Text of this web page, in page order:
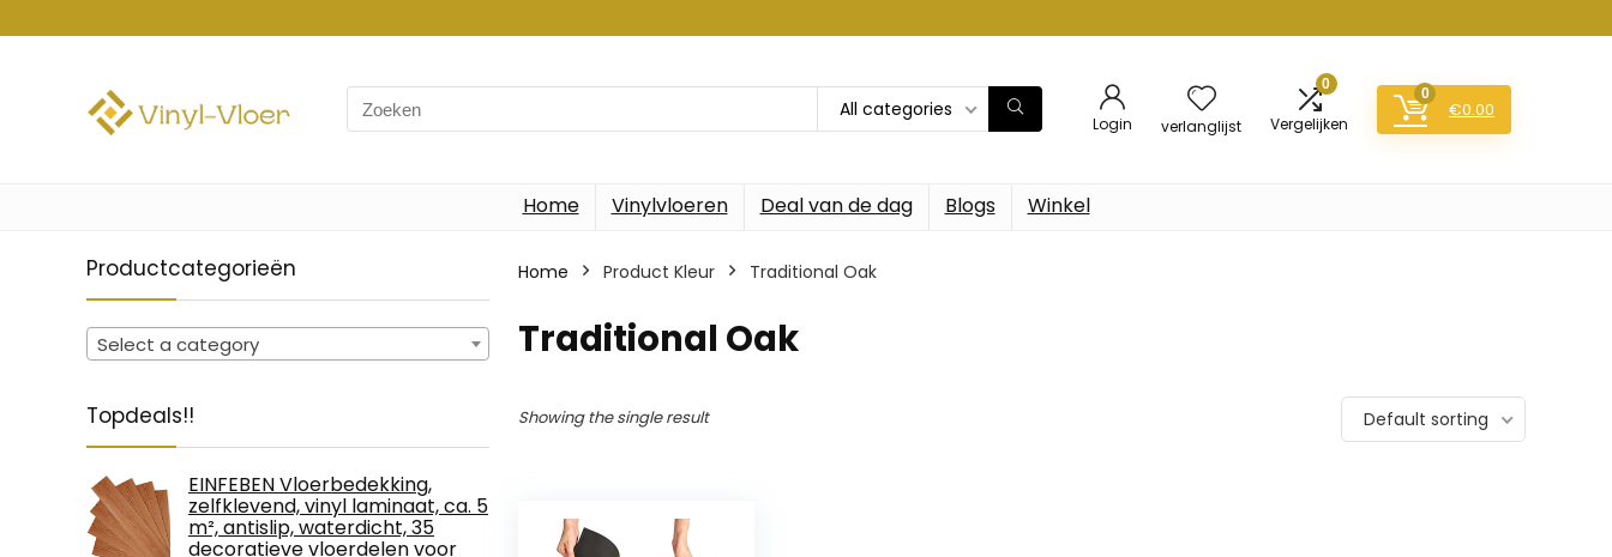
Search
for:
All categories
Login verlanglijst
0
Vergelijken
0
€0.00
Home Vinylvloeren Deal van de dag Blogs Winkel
Productcategorieën
Select a category
Topdeals!!
EINFEBEN Vloerbedekking,
zelfklevend, vinyl laminaat, ca. 5
m², antislip, waterdicht, 35
decoratieve vloerdelen voor
Home Product Kleur Traditional Oak
Traditional Oak
Showing the single result Default sorting